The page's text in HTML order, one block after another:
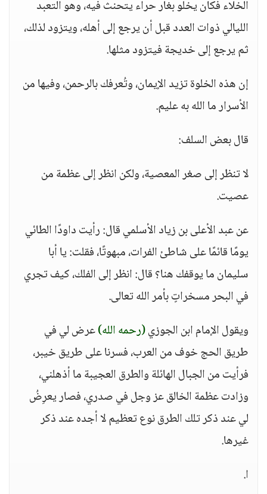
الخلاء فكان يخلو بغار حراء يتحنث فيه، وهو التعبد
الليالي ذوات العدد قبل أن يرجع إلى أهله، ويتزود لذلك،
ثم يرجع إلى خديجة فيتزود مثلها.
إن هذه الخلوة تزيد الإيمان، وتُعرفك بالرحمن، وفيها من
الأسرار ما الله به عليم.
قال بعض السلف:
لا تنظر إلى صغر المعصية، ولكن انظر إلى عظمة من
عصيت.
عن عبد الأعلى بن زياد الأسلمي قال: رأيت داودًا الطائي
يومًا قائمًا على شاطئ الفرات، مبهوتًا، فقلت: يا أبا
سليمان ما يوقفك هنا؟ قال: انظر إلى الفلك، كيف تجري
في البحر مسخراتٍ بأمر الله تعالى.
ويقول الإمام ابن الجوزي(رحمه الله)عرض لي في
طريق الحج خوف من العرب، فسرنا على طريق خيبر،
فرأيت من الجبال الهائلة والطرق العجيبة ما أذهلني،
وزادت عظمة الخالق عز وجل في صدري، فصار يعرِضُ
لي عند ذكر تلك الطرق نوع تعظيم لا أجده عند ذكر
غيرها.
ا.